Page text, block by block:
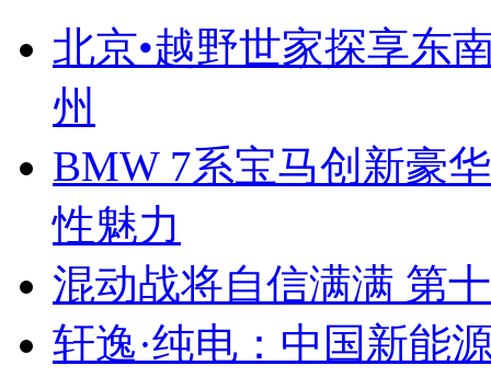
北京•越野世家探享东
州
BMW 7系宝马创新豪
性魅力
混动战将自信满满 第
轩逸·纯电：中国新能